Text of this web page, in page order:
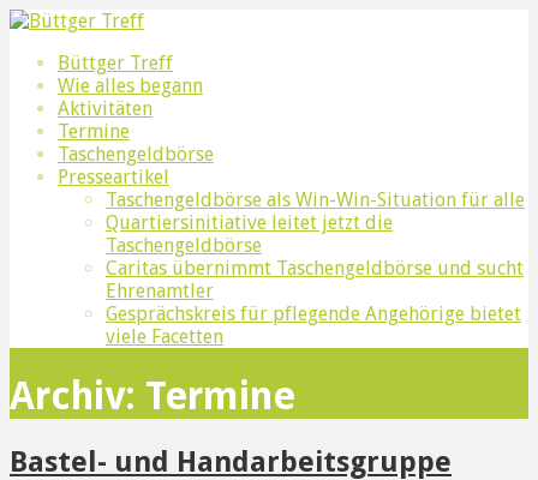
Zum
springenBüttger Treff
Wie alles begann
Aktivitäten
Termine
Taschengeldbörse
Presseartikel
Taschengeldbörse als Win-Win-Situation für alle
Quartiersinitiative leitet jetzt die
Taschengeldbörse
Caritas übernimmt Taschengeldbörse und sucht
Ehrenamtler
Gesprächskreis für pflegende Angehörige bietet
viele Facetten
Archiv: Termine
Bastel- und Handarbeitsgruppe